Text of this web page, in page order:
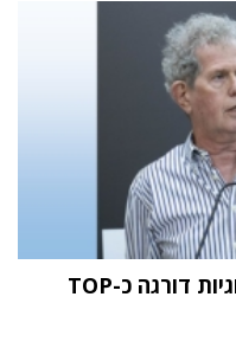
מחקר STKI השנתי: וואן טכנולוגיות דורגה כ-TOP